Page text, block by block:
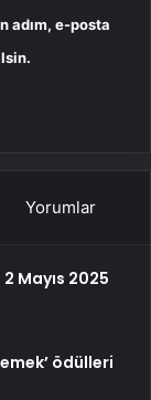
adım, e-posta
Yorumlar
Mayıs 2025
ödülleri